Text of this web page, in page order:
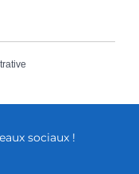
sociaux !